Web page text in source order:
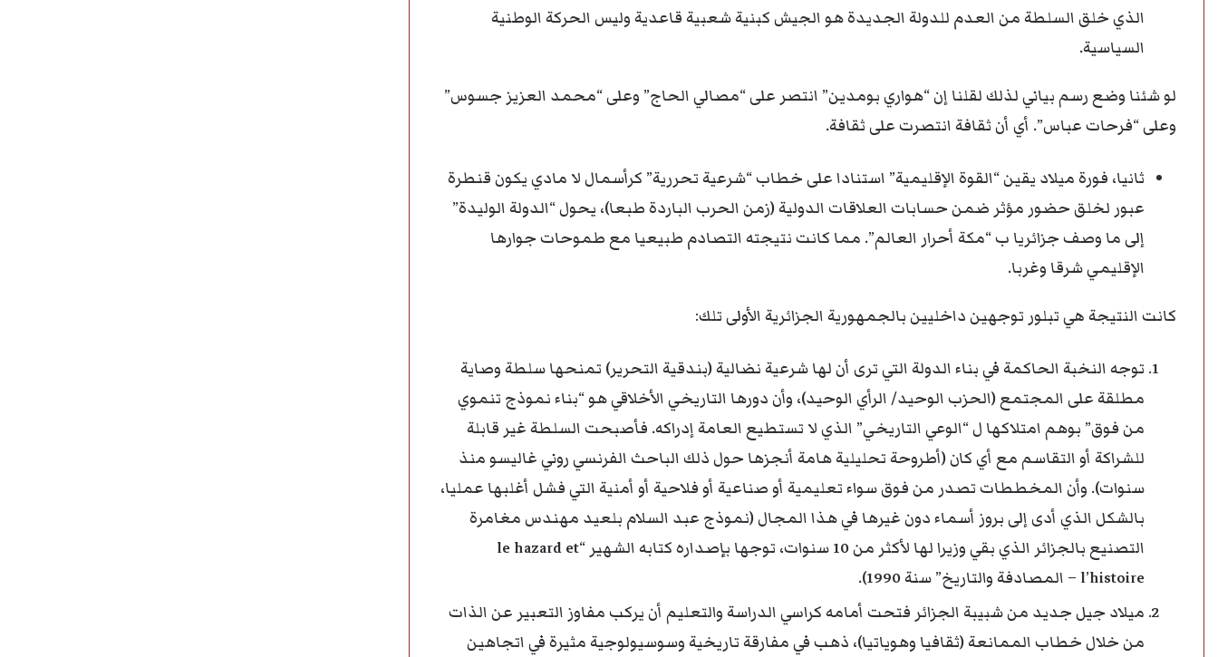
الذي خلق السلطة من العدم للدولة الجديدة هو الجيش كبنية شعبية قاعدية وليس الحركة الوطنية
السياسية.
لو شئنا وضع رسم بياني لذلك لقلنا إن “هواري بومدين” انتصر على “مصالي الحاج” وعلى “محمد العزيز جسوس”
وعلى “فرحات عباس”. أي أن ثقافة انتصرت على ثقافة.
ثانيا، فورة ميلاد يقين “القوة الإقليمية” استنادا على خطاب “شرعية تحررية” كرأسمال لا مادي يكون قنطرة
عبور لخلق حضور مؤثر ضمن حسابات العلاقات الدولية (زمن الحرب الباردة طبعا)، يحول “الدولة الوليدة”
إلى ما وصف جزائريا ب “مكة أحرار العالم”. مما كانت نتيجته التصادم طبيعيا مع طموحات جوارها
الإقليمي شرقا وغربا.
كانت النتيجة هي تبلور توجهين داخليين بالجمهورية الجزائرية الأولى تلك:
توجه النخبة الحاكمة في بناء الدولة التي ترى أن لها شرعية نضالية (بندقية التحرير) تمنحها سلطة وصاية
مطلقة على المجتمع (الحزب الوحيد/ الرأي الوحيد)، وأن دورها التاريخي الأخلاقي هو “بناء نموذج تنموي
من فوق” بوهم امتلاكها ل “الوعي التاريخي” الذي لا تستطيع العامة إدراكه. فأصبحت السلطة غير قابلة
للشراكة أو التقاسم مع أي كان (أطروحة تحليلية هامة أنجزها حول ذلك الباحث الفرنسي روني غاليسو منذ
سنوات). وأن المخططات تصدر من فوق سواء تعليمية أو صناعية أو فلاحية أو أمنية التي فشل أغلبها عمليا،
بالشكل الذي أدى إلى بروز أسماء دون غيرها في هذا المجال (نموذج عبد السلام بلعيد مهندس مغامرة
التصنيع بالجزائر الذي بقي وزيرا لها لأكثر من 10 سنوات، توجها بإصداره كتابه الشهير “le hazard et
l’histoire – المصادفة والتاريخ” سنة 1990).
ميلاد جيل جديد من شبيبة الجزائر فتحت أمامه كراسي الدراسة والتعليم أن يركب مفاوز التعبير عن الذات
من خلال خطاب الممانعة (ثقافيا وهوياتيا)، ذهب في مفارقة تاريخية وسوسيولوجية مثيرة في اتجاهين